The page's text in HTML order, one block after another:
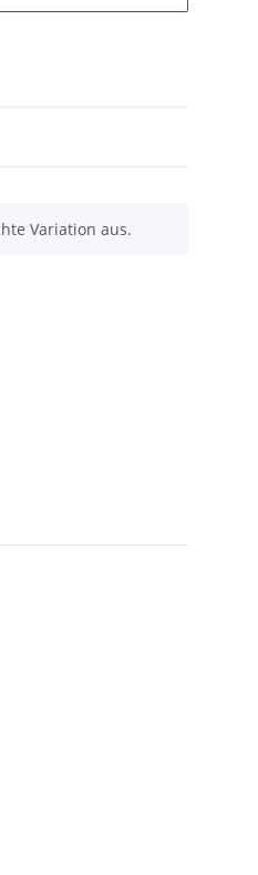
Variation aus.